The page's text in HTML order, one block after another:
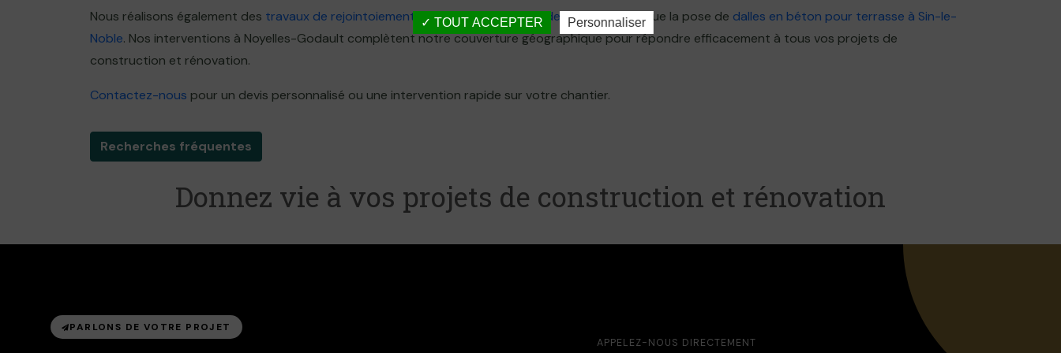
Nous réalisons également des travaux de rejointoiement et ravalement de façade à Carvin, ainsi que la pose de dalles en béton pour terrasse à Sin-le-
Noble. Nos interventions à Noyelles-Godault complètent notre couverture géographique pour répondre efficacement à tous vos projets de
construction et rénovation.
Contactez-nous pour un devis personnalisé ou une intervention rapide sur votre chantier.
Recherches fréquentes
Donnez vie à vos projets de construction et rénovation
PARLONS DE VOTRE PROJET
APPELEZ-NOUS DIRECTEMENT
TOUT ACCEPTER Personnaliser